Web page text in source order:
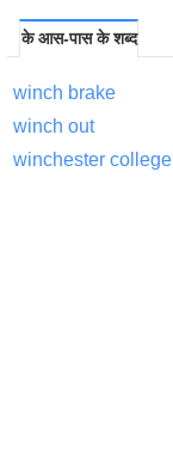
के आस-पास के शब्द
winch brake
winch out
winchester college